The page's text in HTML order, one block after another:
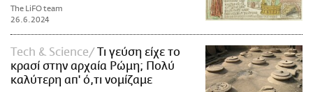
The LiFO team
26.6.2024
Τech & Science
Τι γεύση είχε το
κρασί στην αρχαία Ρώμη; Πολύ
καλύτερη απ' ό,τι νομίζαμε